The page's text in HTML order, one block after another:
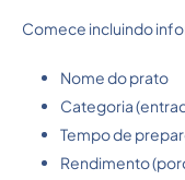
Comece incluindo
Nome do prato
Categoria
Tempo de
Rendimento